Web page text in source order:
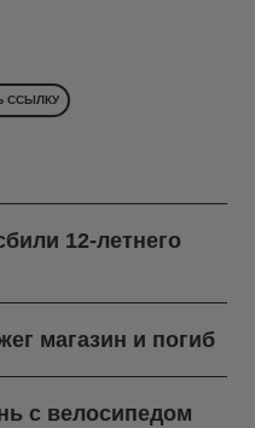
ССЫЛКУ
12-летнего
магазин и погиб
с велосипедом